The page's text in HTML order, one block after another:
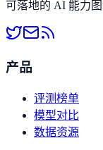
可落地的 AI 能力图
产品
评测榜单
模型对比
数据资源